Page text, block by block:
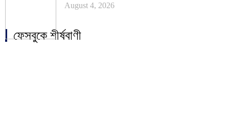
August 4, 2026
ফেসবুকে শীর্ষবাণী